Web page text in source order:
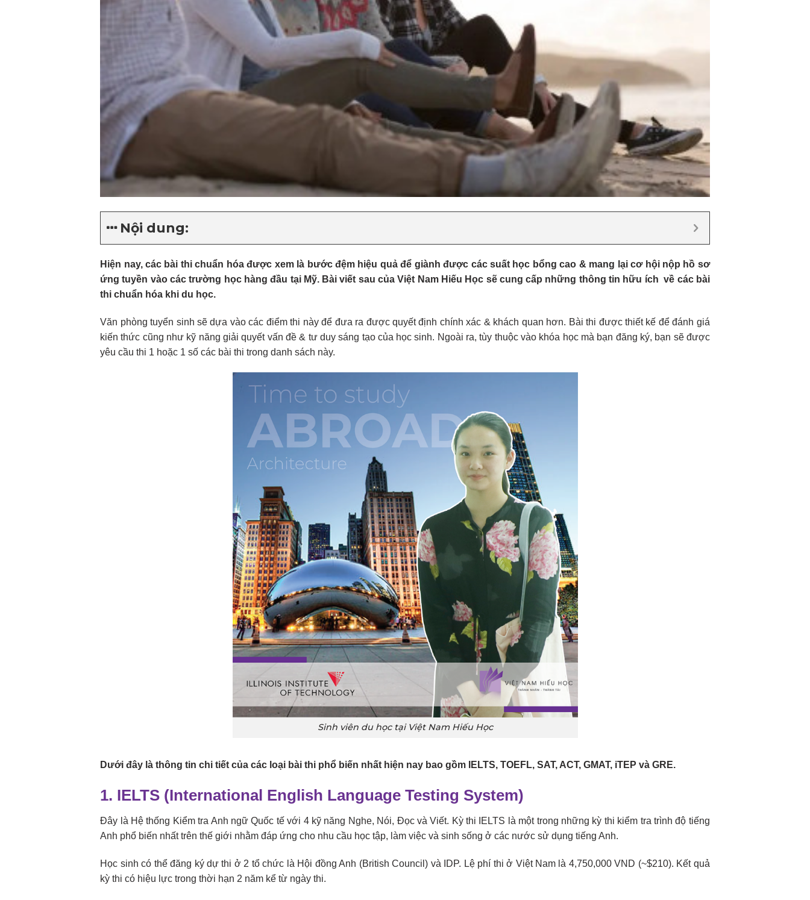
Nội dung:
Hiện nay, các bài thi chuẩn hóa được xem là bước đệm hiệu quả để giành được các suất học bổng cao & mang lại cơ hội nộp hồ sơ
ứng tuyền vào các trường học hàng đầu tại Mỹ. Bài viết sau của Việt Nam Hiếu Học sẽ cung cấp những thông tin hữu ích về các bài
thi chuẩn hóa khi du học.
Văn phòng tuyển sinh sẽ dựa vào các điểm thi này để đưa ra được quyết định chính xác & khách quan hơn. Bài thi được thiết kế để đánh giá
kiến thức cũng như kỹ năng giải quyết vấn đề & tư duy sáng tạo của học sinh. Ngoài ra, tùy thuộc vào khóa học mà bạn đăng ký, bạn sẽ được
yêu cầu thi 1 hoặc 1 số các bài thi trong danh sách này.
Sinh viên du học tại Việt Nam Hiếu Học
Dưới đây là thông tin chi tiết của các loại bài thi phổ biến nhất hiện nay bao gồm IELTS, TOEFL, SAT, ACT, GMAT, iTEP và GRE.
1. IELTS (International English Language Testing System)
Đây là Hệ thống Kiểm tra Anh ngữ Quốc tế với 4 kỹ năng Nghe, Nói, Đọc và Viết. Kỳ thi IELTS là một trong những kỳ thi kiểm tra trình độ tiếng
Anh phổ biến nhất trên thế giới nhằm đáp ứng cho nhu cầu học tập, làm việc và sinh sống ở các nước sử dụng tiếng Anh.
Học sinh có thể đăng ký dự thi ở 2 tổ chức là Hội đồng Anh (British Council) và IDP. Lệ phí thi ở Việt Nam là 4,750,000 VND (~$210). Kết quả
kỳ thi có hiệu lực trong thời hạn 2 năm kể từ ngày thi.